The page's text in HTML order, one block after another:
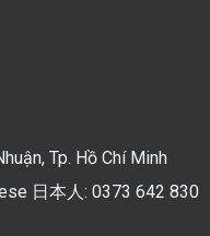
Tp. Hồ Chí Minh
日本人: 0373 642 830